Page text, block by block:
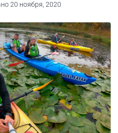
20 ноября, 2020